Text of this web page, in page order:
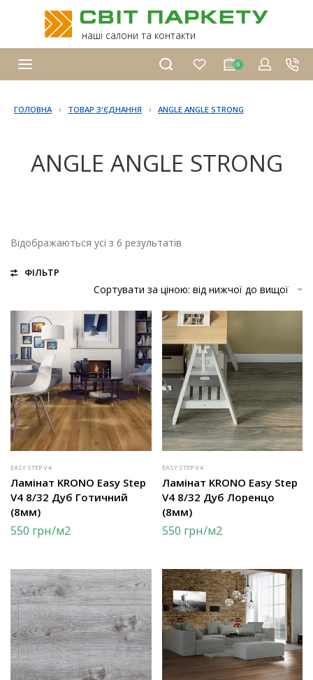
наші салони та контакти
0
ГОЛОВНА › ТОВАР З'ЄДНАННЯ › ANGLE ANGLE STRONG
ANGLE ANGLE STRONG
Відображаються усі з 6 результатів
ФІЛЬТР
Сортувати за ціною: від нижчої до вищої
EASY STEP V4
Ламінат KRONO Easy Step
V4 8/32 Дуб Готичний
(8мм)
550 грн/м2
EASY STEP V4
Ламінат KRONO Easy Step
V4 8/32 Дуб Лоренцо
(8мм)
550 грн/м2